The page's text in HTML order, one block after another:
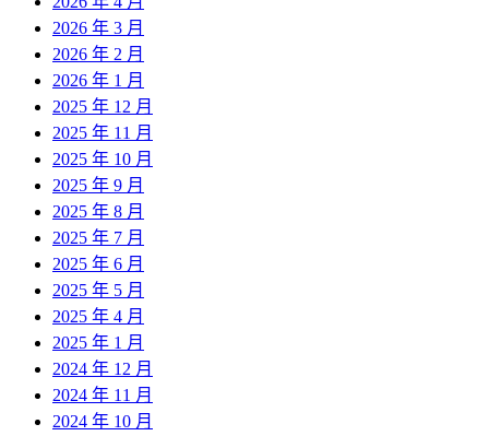
2026 年 3 月
2026 年 2 月
2026 年 1 月
2025 年 12 月
2025 年 11 月
2025 年 10 月
2025 年 9 月
2025 年 8 月
2025 年 7 月
2025 年 6 月
2025 年 5 月
2025 年 4 月
2025 年 1 月
2024 年 12 月
2024 年 11 月
2024 年 10 月